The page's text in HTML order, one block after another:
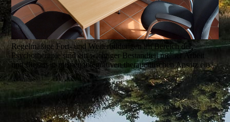
Regelmäßige Fort- und Weiterbildungen im Bereich der
Psychotherapie sind ein wichtiger Bestandteil meiner Arbeit
und fließen in meinen integrativen therapeutischen Ansatz ein.